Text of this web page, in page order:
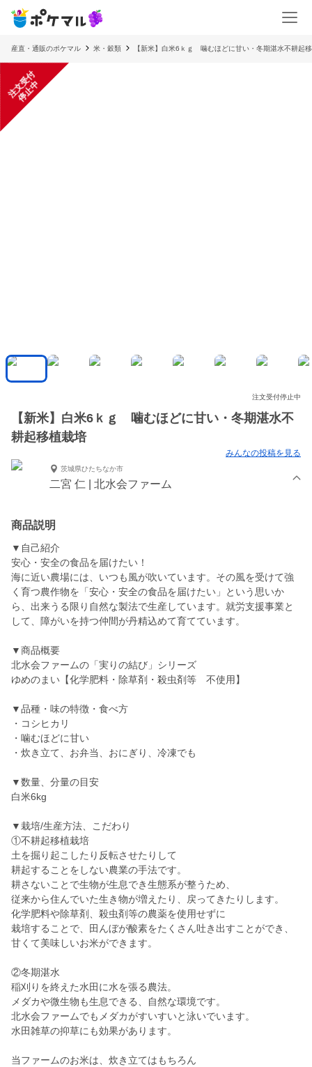
産直・通販のポケマル 米・穀類 【新米】白米6ｋｇ 噛むほどに甘い・冬期湛水不耕起
注
文
受
付
停
止
中
注文受付停止中
【新米】白米6ｋｇ 噛むほどに甘い・冬期湛水不
耕起移植栽培
みんなの投稿を見る
茨城県ひたちなか市
二宮 仁 | 北水会ファーム
商品説明
▼自己紹介
安心・安全の食品を届けたい！
海に近い農場には、いつも風が吹いています。その風を受けて強
く育つ農作物を「安心・安全の食品を届けたい」という思いか
ら、出来うる限り自然な製法で生産しています。就労支援事業と
して、障がいを持つ仲間が丹精込めて育てています。
▼商品概要
北水会ファームの「実りの結び」シリーズ
ゆめのまい【化学肥料・除草剤・殺虫剤等 不使用】
▼品種・味の特徴・食べ方
・コシヒカリ
・噛むほどに甘い
・炊き立て、お弁当、おにぎり、冷凍でも
▼数量、分量の目安
白米6kg
▼栽培/生産方法、こだわり
①不耕起移植栽培
土を掘り起こしたり反転させたりして
耕起することをしない農業の手法です。
耕さないことで生物が生息でき生態系が整うため、
従来から住んでいた生き物が増えたり、戻ってきたりします。
化学肥料や除草剤、殺虫剤等の農薬を使用せずに
栽培することで、田んぼが酸素をたくさん吐き出すことができ、
甘くて美味しいお米ができます。
②冬期湛水
稲刈りを終えた水田に水を張る農法。
メダカや微生物も生息できる、自然な環境です。
北水会ファームでもメダカがすいすいと泳いでいます。
水田雑草の抑草にも効果があります。
当ファームのお米は、炊き立てはもちろん